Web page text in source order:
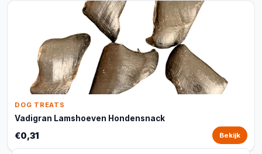
DOG TREATS
Vadigran Lamshoeven Hondensnack
€0,31 Bekijk